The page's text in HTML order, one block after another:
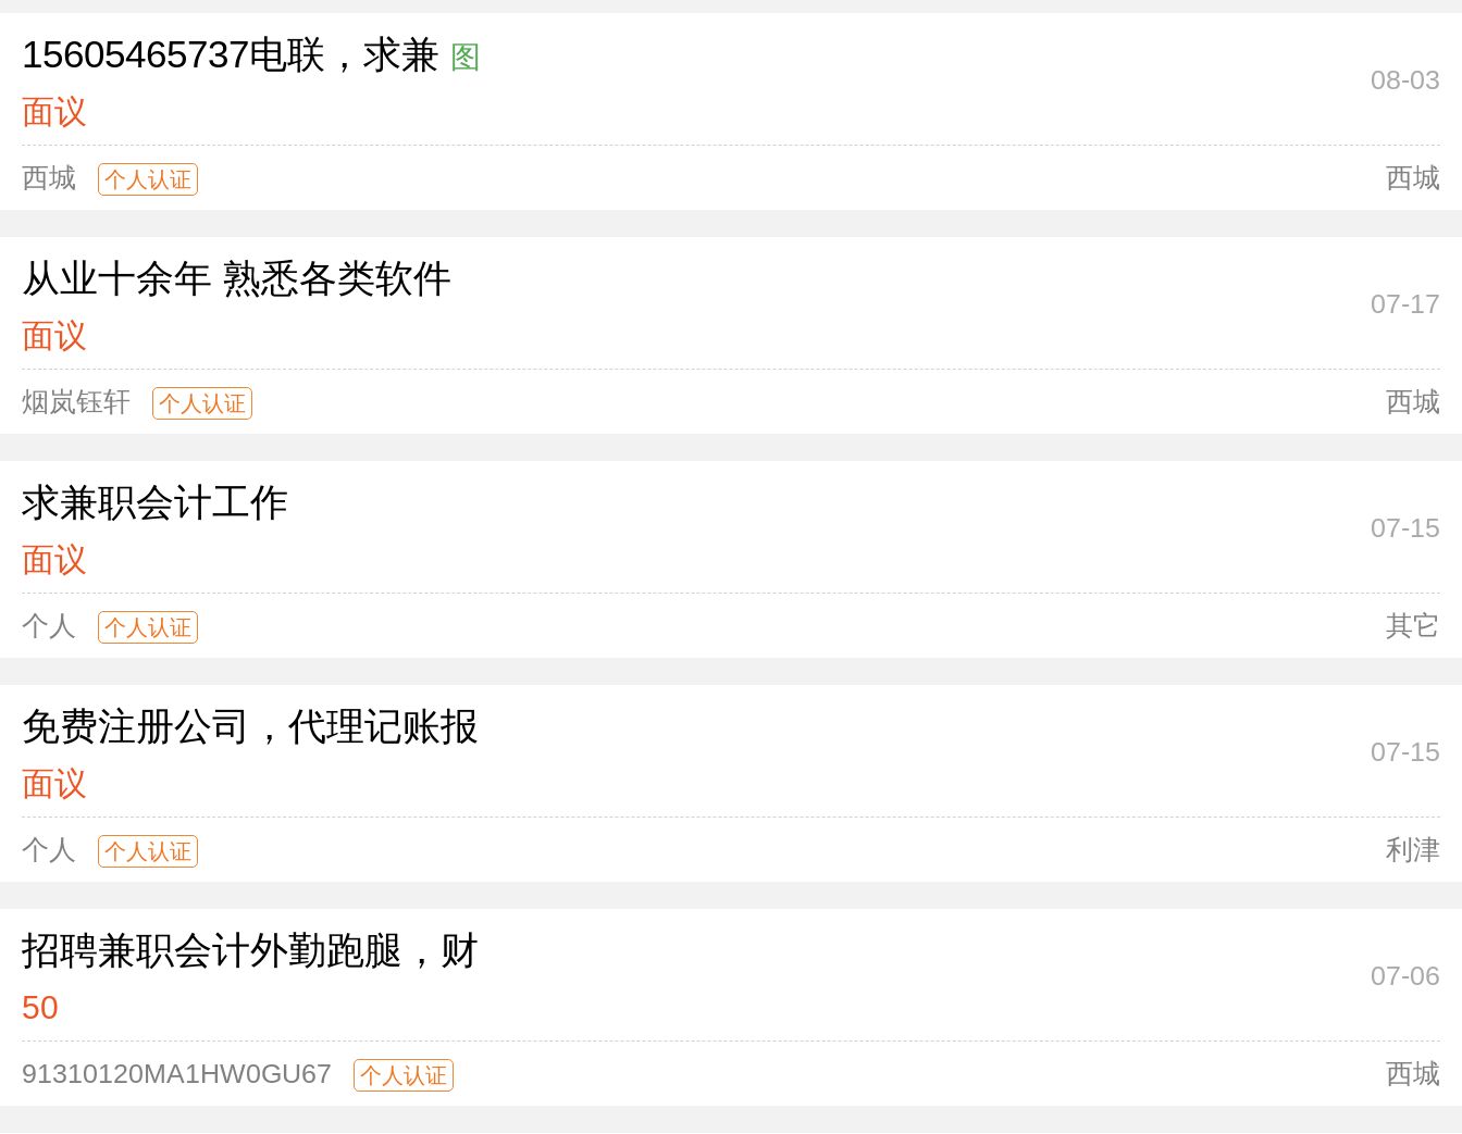
15605465737电联，求兼 图
面议
08-03
西城 个人认证 西城
从业十余年 熟悉各类软件
面议
07-17
烟岚钰轩 个人认证 西城
求兼职会计工作
面议
07-15
个人 个人认证 其它
免费注册公司，代理记账报
面议
07-15
个人 个人认证 利津
招聘兼职会计外勤跑腿，财
50
07-06
91310120MA1HW0GU67 个人认证 西城